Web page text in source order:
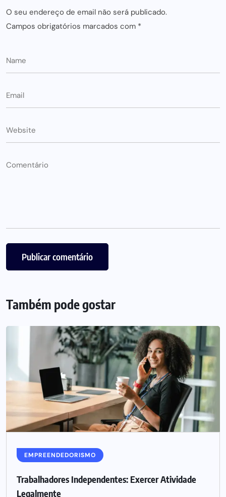
O seu endereço de email não será publicado.
Campos obrigatórios marcados com *
Também pode gostar
EMPREENDEDORISMO
Trabalhadores Independentes: Exercer Atividade
Legalmente